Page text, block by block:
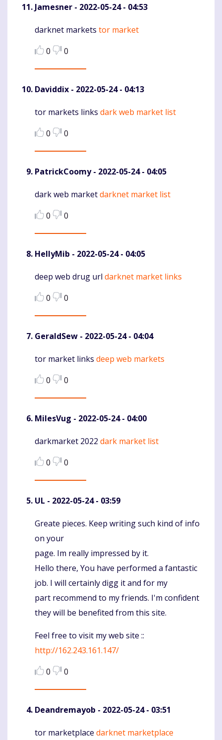
Jamesner - 2022-05-24 - 04:53
Komentaras
darknet markets tor market
0
0
Daviddix - 2022-05-24 - 04:13
Komentaras
tor markets links dark web market list
0
0
PatrickCoomy- 2022-05-24 - 04:05
Komentaras
dark web marketdarknet market list
0
0
HellyMib - 2022-05-24 - 04:05
Komentaras
deep web drug url darknet market links
0
0
GeraldSew - 2022-05-24 - 04:04
Komentaras
tor market links deep web markets
0
0
MilesVug - 2022-05-24 - 04:00
Komentaras
darkmarket 2022 dark market list
0
0
UL - 2022-05-24 - 03:59
Komentaras
Greate pieces. Keep writing such kind of info
on your
page. Im really impressed by it.
Hello there, You have performed a fantastic
job. I will certainly digg it and for my
part recommend to my friends. I'm confident
they will be benefited from this site.
Feel free to visit my web site ::
http://162.243.161.147/
0
0
Deandremayob - 2022-05-24 - 03:51
Komentaras
tor marketplace darknet marketplace